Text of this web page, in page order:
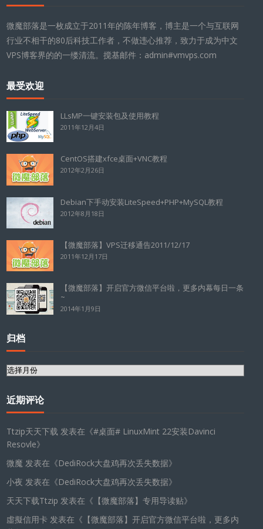
微魔部落是一枚成立于2011年的陈年博客，博主是一个与互联网
行业不相干的80后科技工作者，不做违心推荐，致力于成为中文
VPS博客界的的一缕清流。搅基邮件：admin#vmvps.com
最受欢迎
LLsMP一键安装包及使用教程
2011年12月4日
CentOS搭建xfce桌面+VNC教程
2012年2月26日
Debian下手动安装LiteSpeed+PHP+MySQL教程
2012年8月18日
【微魔部落】VPS迁移通告2011/12/17
2011年12月17日
【微魔部落】开启官方微信平台啦，更多内幕每日一条
~
2014年1月9日
归档
归
近期评论
Ttzip天天下载 发表在《#桌面# LinuxMint 22安装Davinci
Resovle》
微魔 发表在《DediRock大盘鸡再次丢失数据》
小夜 发表在《DediRock大盘鸡再次丢失数据》
天天下载Ttzip 发表在《 【微魔部落】专用导读贴》
虛擬信用卡 发表在《 【微魔部落】开启官方微信平台啦，更多内